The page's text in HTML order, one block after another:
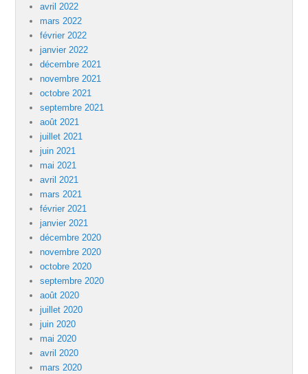
avril 2022
mars 2022
février 2022
janvier 2022
décembre 2021
novembre 2021
octobre 2021
septembre 2021
août 2021
juillet 2021
juin 2021
mai 2021
avril 2021
mars 2021
février 2021
janvier 2021
décembre 2020
novembre 2020
octobre 2020
septembre 2020
août 2020
juillet 2020
juin 2020
mai 2020
avril 2020
mars 2020